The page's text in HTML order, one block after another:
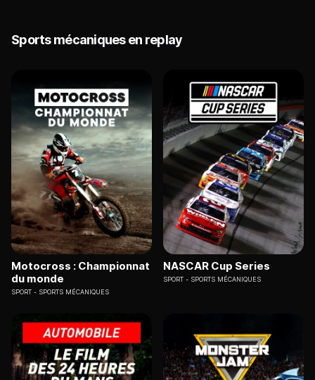
Sports mécaniques en replay
Motocross : Championnat
du monde
SPORT SPORTS MÉCANIQUES
NASCAR Cup Series
SPORT SPORTS MÉCANIQUES